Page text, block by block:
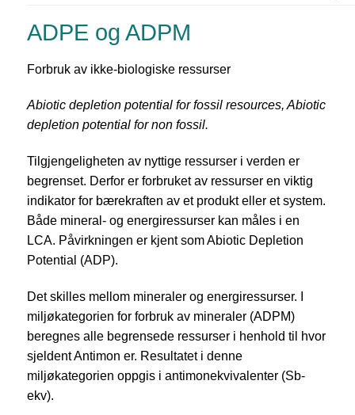
ADPE og ADPM
Forbruk av ikke-biologiske ressurser
Abiotic depletion potential for fossil resources, Abiotic
depletion potential for non fossil.
Tilgjengeligheten av nyttige ressurser i verden er
begrenset. Derfor er forbruket av ressurser en viktig
indikator for bærekraften av et produkt eller et system.
Både mineral- og energiressurser kan måles i en
LCA. Påvirkningen er kjent som Abiotic Depletion
Potential (ADP).
Det skilles mellom mineraler og energiressurser. I
miljøkategorien for forbruk av mineraler (ADPM)
beregnes alle begrensede ressurser i henhold til hvor
sjeldent Antimon er. Resultatet i denne
miljøkategorien oppgis i antimonekvivalenter (Sb-
ekv).